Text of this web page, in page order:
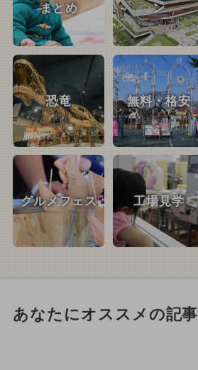
まとめ
ン
恐竜 無料・格安
グルメフェス 工場見学
あなたにオススメの記事